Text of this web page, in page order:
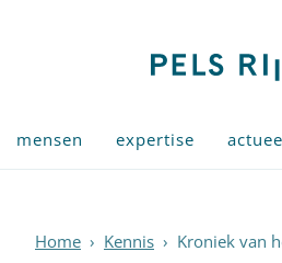
mensen expertise
Home › Kennis › Kroniek van